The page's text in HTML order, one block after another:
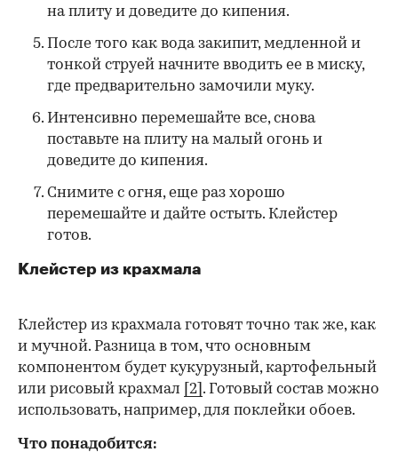
на плиту и доведите до кипения.
После того как вода закипит, медленной и
тонкой струей начните вводить ее в миску,
где предварительно замочили муку.
Интенсивно перемешайте все, снова
поставьте на плиту на малый огонь и
доведите до кипения.
Снимите с огня, еще раз хорошо
перемешайте и дайте остыть. Клейстер
готов.
Клейстер из крахмала
Клейстер из крахмала готовят точно так же, как
и мучной. Разница в том, что основным
компонентом будет кукурузный, картофельный
или рисовый крахмал
[2] . Готовый состав можно
использовать, например, для поклейки обоев.
Что понадобится: